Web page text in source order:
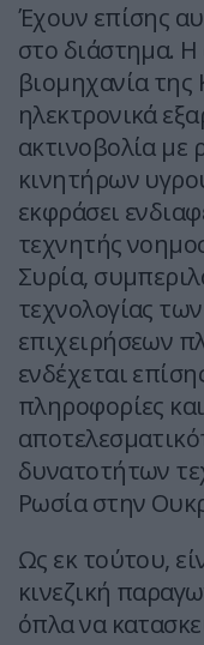
Έχουν επίσης
στο διάστημα.
βιομηχανία της
ηλεκτρονικά
ακτινοβολία με
κινητήρων
εκφράσει
τεχνητής
Συρία,
τεχνολογίας
επιχειρήσεων
ενδέχεται
πληροφορίες
δυνατοτήτων
Ρωσία στην
Ως εκ τούτου,
κινεζική
όπλα να